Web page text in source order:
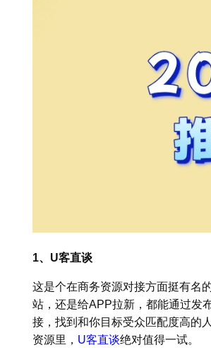
1、U客直谈
这是个在商务资源对接方面挺有名
站，还是给APP拉新，都能通过发
接，找到和你目标受众匹配度高的
资源里， U客直谈绝对值得一试。